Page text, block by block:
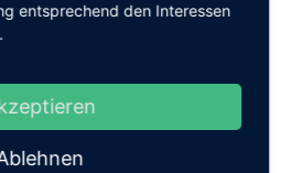
entsprechend den Interessen